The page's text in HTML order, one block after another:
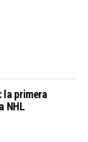
la primera
NHL